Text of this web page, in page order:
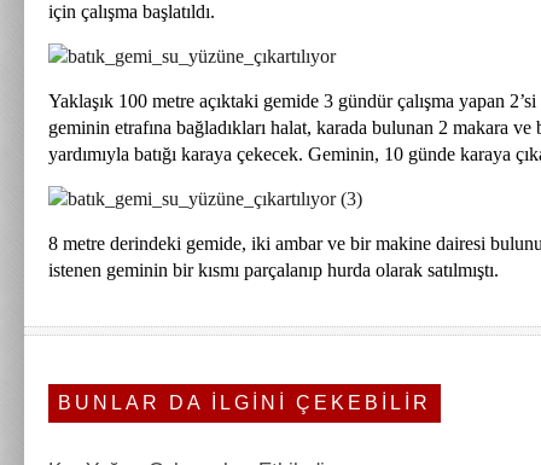
için çalışma başlatıldı.
Yaklaşık 100 metre açıktaki gemide 3 gündür çalışma yapan
geminin etrafına bağladıkları halat, karada bulunan 2 makara ve
yardımıyla batığı karaya çekecek. Geminin, 10 günde karaya
8 metre derindeki gemide, iki ambar ve bir makine dairesi
istenen geminin bir kısmı parçalanıp hurda olarak satılmıştı.
BUNLAR DA İLGİNİ ÇEKEBİLİR